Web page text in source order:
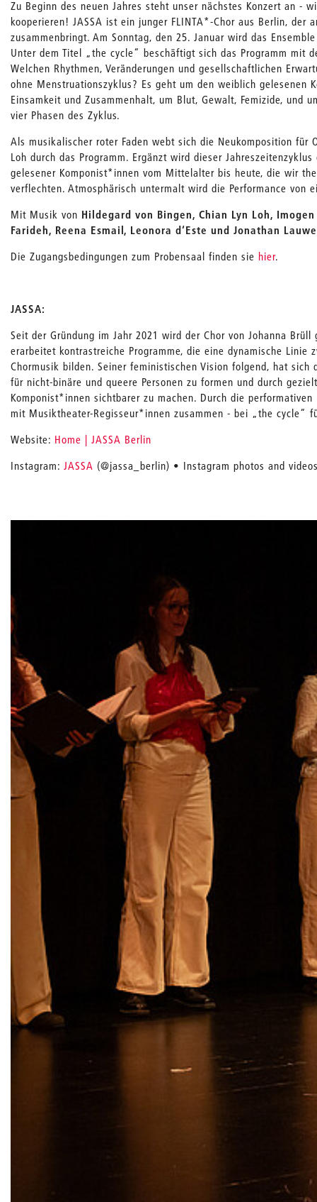
Zu Beginn des neuen Jahres steht unser nächstes Konzert an -
kooperieren! JASSA ist ein junger FLINTA*-Chor aus Berlin, der
zusammenbringt. Am Sonntag, den 25. Januar wird das
Unter dem Titel „the cycle“ beschäftigt sich das Programm mit
Welchen Rhythmen, Veränderungen und gesellschaftlichen
ohne Menstruationszyklus? Es geht um den weiblich gelesenen
Einsamkeit und Zusammenhalt, um Blut, Gewalt, Femizide, und
vier Phasen des Zyklus.
Als musikalischer roter Faden webt sich die Neukomposition für
Loh durch das Programm. Ergänzt wird dieser
gelesener Komponist*innen vom Mittelalter bis heute, die wir
verflechten. Atmosphärisch untermalt wird die Performance
Mit Musik von Hildegard von Bingen, Chian Lyn Loh,
Farideh, Reena Esmail, Leonora d‘Este und Jonathan
Die Zugangsbedingungen zum Probensaal finden sie hier.
JASSA:
Seit der Gründung im Jahr 2021 wird der Chor von Johanna
erarbeitet kontrastreiche Programme, die eine dynamische Linie
Chormusik bilden. Seiner feministischen Vision folgend, hat
für nicht-binäre und queere Personen zu formen und durch
Komponist*innen sichtbarer zu machen. Durch die
mit Musiktheater-Regisseur*innen zusammen - bei „the cycle“
Website: Home | JASSA Berlin
Instagram: JASSA (@jassa_berlin) • Instagram photos and